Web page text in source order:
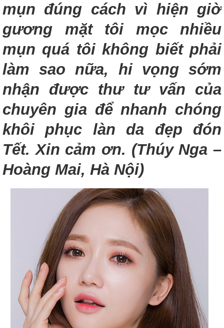
mụn đúng cách vì hiện giờ
gương mặt tôi mọc nhiều
mụn quá tôi không biết phải
làm sao nữa, hi vọng sớm
nhận được thư tư vấn của
chuyên gia để nhanh chóng
khôi phục làn da đẹp đón
Tết. Xin cảm ơn. (Thúy Nga –
Hoàng Mai, Hà Nội)